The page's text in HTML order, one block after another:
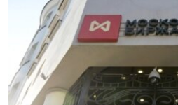
ᲕᲐᲨᲘᲜᲒᲢᲝᲜᲘ ᲓᲦᲔᲡ
ᲮᲔᲓᲕᲐ ᲕᲐᲨᲘᲜᲒᲢᲝᲜᲘᲓᲐᲜ
ᲡᲢᲣᲓᲘᲐ ᲕᲐᲨᲘᲜᲒᲢᲝᲜᲘ
ᲡᲮᲕᲐ ᲡᲘᲐᲮᲚᲔᲔᲑᲘ
ᲞᲝᲚᲘᲢᲘᲙᲐ
ᲔᲙᲝᲜᲝᲛᲘᲙᲐ
ᲯᲐᲜᲛᲠᲗᲔᲚᲝᲑᲐ
ᲠᲣᲡᲔᲗᲘᲡ ᲨᲔᲭᲠᲐ ᲣᲙᲠᲐᲘᲜᲐᲨᲘ
Learning English